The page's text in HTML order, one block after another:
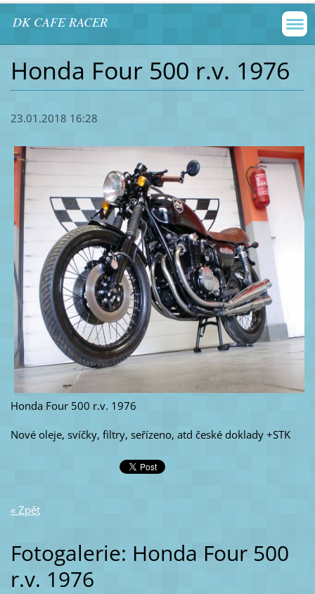
DK CAFE RACER
Honda Four 500 r.v. 1976
23.01.2018 16:28
Honda Four 500 r.v. 1976
Nové oleje, svíčky, filtry, seřízeno, atd české doklady +STK
« Zpět
Fotogalerie: Honda Four 500
r.v. 1976